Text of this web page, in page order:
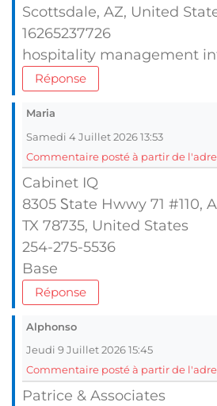
Scottsdale, AZ, United
16265237726
hospitality management
Réponse
Maria
Samedi 4 Juillet 2026 13:53
Commentaire posté à partir de
Cabinet IQ
8305 Ꮪtate Hwwy 71 #110,
TX 78735, United States
254-275-5536
Base
Réponse
Alphonso
Jeudi 9 Juillet 2026 15:45
Commentaire posté à partir de
Patrice & Associates